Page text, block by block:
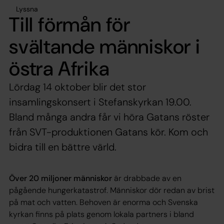
Lyssna
Till förmån för
svältande människor i
östra Afrika
Lördag 14 oktober blir det stor
insamlingskonsert i Stefanskyrkan 19.00.
Bland många andra får vi höra Gatans röster
från SVT-produktionen Gatans kör. Kom och
bidra till en bättre värld.
Över 20 miljoner människor är drabbade av en
pågående hungerkatastrof. Människor dör redan av brist
på mat och vatten. Behoven är enorma och Svenska
kyrkan finns på plats genom lokala partners i bland